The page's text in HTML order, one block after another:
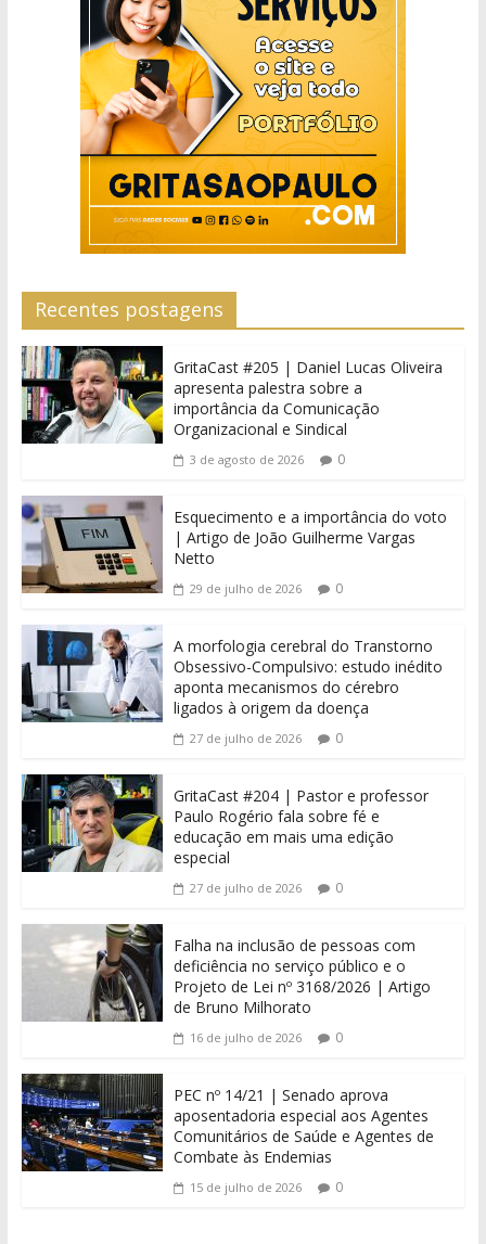
Recentes postagens
GritaCast #205 | Daniel Lucas Oliveira
apresenta palestra sobre a
importância da Comunicação
Organizacional e Sindical
3 de agosto de 2026 0
Esquecimento e a importância do voto
| Artigo de João Guilherme Vargas
Netto
29 de julho de 2026 0
A morfologia cerebral do Transtorno
Obsessivo-Compulsivo: estudo inédito
aponta mecanismos do cérebro
ligados à origem da doença
27 de julho de 2026 0
GritaCast #204 | Pastor e professor
Paulo Rogério fala sobre fé e
educação em mais uma edição
especial
27 de julho de 2026 0
Falha na inclusão de pessoas com
deficiência no serviço público e o
Projeto de Lei nº 3168/2026 | Artigo
de Bruno Milhorato
16 de julho de 2026 0
PEC nº 14/21 | Senado aprova
aposentadoria especial aos Agentes
Comunitários de Saúde e Agentes de
Combate às Endemias
15 de julho de 2026 0